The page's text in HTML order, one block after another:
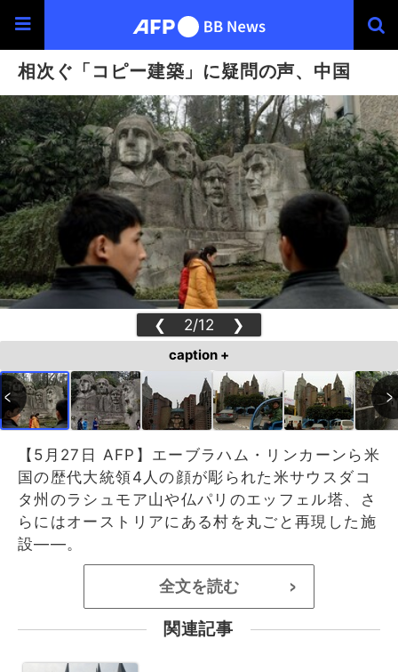
相次ぐ「コピー建築」に疑問の声、中国
❮ 2/12 ❯
caption +
【5月27日 AFP】エーブラハム・リンカーンら米
国の歴代大統領4人の顔が彫られた米サウスダコ
タ州のラシュモア山や仏パリのエッフェル塔、さ
らにはオーストリアにある村を丸ごと再現した施
設――。
全文を読む >
関連記事